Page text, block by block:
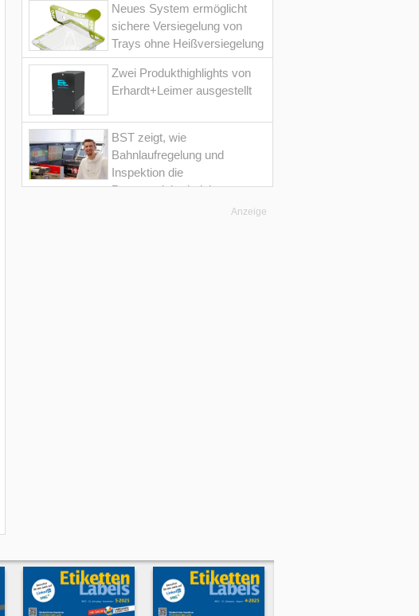
Neues System ermöglicht
sichere Versiegelung von
Trays ohne Heißversiegelung
Zwei Produkthighlights von
Erhardt+Leimer ausgestellt
BST zeigt, wie
Bahnlaufregelung und
Inspektion die
Prozesssicherheit im
Anzeige